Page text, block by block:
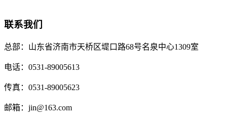
联系我们
总部： 山东省济南市天桥区堤口路68号名泉中心1309室
电话： 0531-89005613
传真： 0531-89005623
邮箱： jin@163.com